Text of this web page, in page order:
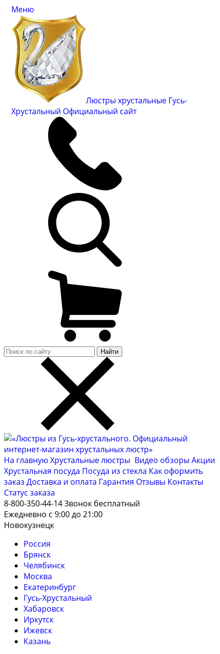
Меню
Люстры хрустальные Гусь-
Хрустальный Официальный сайт
Найти
На главнуюХрустальные люстры Видео обзоры Акции
Хрустальная посуда Посуда из стекла Как оформить
заказ Доставка и оплата Гарантия Отзывы Контакты
Cтатус заказа
8-800-350-44-14Звонок бесплатный
Ежедневно с 9:00 до 21:00
Новокузнецк
Россия
Брянск
Челябинск
Москва
Екатеринбург
Гусь-Хрустальный
Хабаровск
Иркутск
Ижевск
Казань